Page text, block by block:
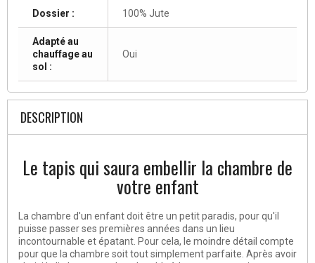
Dossier : 100% Jute
Adapté au
chauffage au
sol :
Oui
DESCRIPTION
Le tapis qui saura embellir la chambre de
votre enfant
La chambre d'un enfant doit être un petit paradis, pour qu'il
puisse passer ses premières années dans un lieu
incontournable et épatant. Pour cela, le moindre détail compte
pour que la chambre soit tout simplement parfaite. Après avoir